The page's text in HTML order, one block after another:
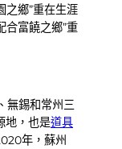
之鄉”重在生涯
合富饒之鄉”重
無錫和常州三
地，也是道具
年，蘇州